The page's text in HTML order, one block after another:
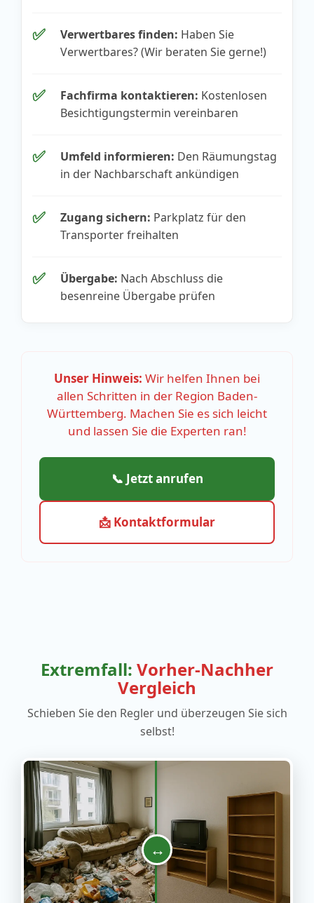
✅ Verwertbares finden: Haben Sie
Verwertbares? (Wir beraten Sie gerne!)
✅ Fachfirma kontaktieren: Kostenlosen
Besichtigungstermin vereinbaren
✅ Umfeld informieren: Den Räumungstag
in der Nachbarschaft ankündigen
✅ Zugang sichern: Parkplatz für den
Transporter freihalten
✅ Übergabe: Nach Abschluss die
besenreine Übergabe prüfen
Unser Hinweis: Wir helfen Ihnen bei
allen Schritten in der Region Baden-
Württemberg. Machen Sie es sich leicht
und lassen Sie die Experten ran!
📞 Jetzt anrufen
📩 Kontaktformular
Extremfall: Vorher-Nachher
Vergleich
Schieben Sie den Regler und überzeugen Sie sich
selbst!
↔